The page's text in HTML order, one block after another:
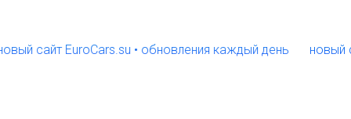
EuroCars.su • обновления каждый день новый сайт